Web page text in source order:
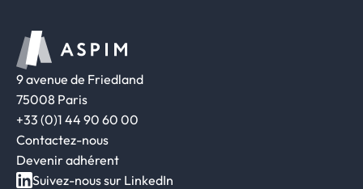
9 avenue de Friedland
75008 Paris
+33 (0)1 44 90 60 00
Contactez-nous
Devenir adhérent
Suivez-nous sur LinkedIn